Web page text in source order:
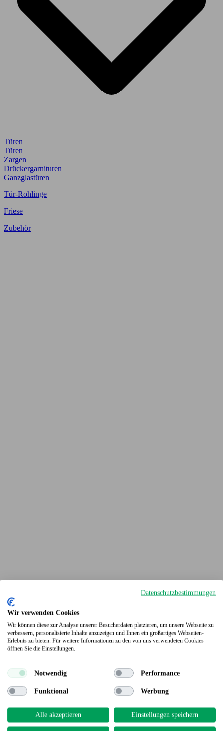
Türen
Türen
Zargen
Drückergarnituren
Ganzglastüren
Tür-Rohlinge
Friese
Zubehör
Terrassendielen
Datenschutzbestimmungen
Wir verwenden Cookies
Wir können diese zur Analyse unserer Besucherdaten platzieren, um unsere Webseite zu
verbessern, personalisierte Inhalte anzuzeigen und Ihnen ein großartiges Webseiten-
Erlebnis zu bieten. Für weitere Informationen zu den von uns verwendeten Cookies
öffnen Sie die Einstellungen.
Notwendig Performance
Funktional Werbung
Alle akzeptieren Einstellungen speichern